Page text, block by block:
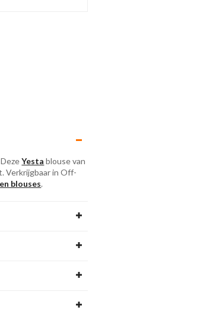
Yesta blouse van
Verkrijgbaar in Off-
blouses.